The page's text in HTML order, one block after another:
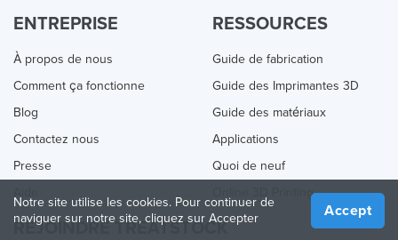
ENTREPRISE
À propos de nous
Comment ça fonctionne
Blog
Contactez nous
Presse
RESSOURCES
Guide de fabrication
Guide des Imprimantes 3D
Guide des matériaux
Applications
Quoi de neuf
Online 3D Printing
REJOINDRE TREATSTOCK
Notre site utilise les cookies. Pour continuer de
naviguer sur notre site, cliquez sur Accepter
Accept